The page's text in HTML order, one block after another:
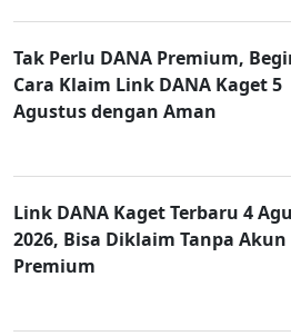
Tak Perlu DANA Premium,
Cara Klaim Link DANA Kaget 5
Agustus dengan Aman
Link DANA Kaget Terbaru 4
2026, Bisa Diklaim Tanpa Akun
Premium